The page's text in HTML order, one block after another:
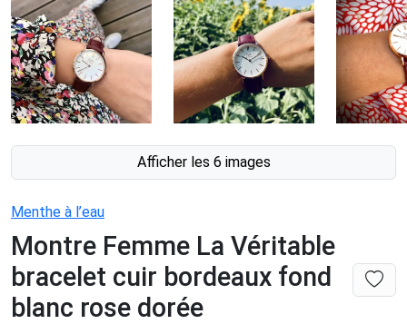
Afficher les 6 images
Menthe à l’eau
Montre Femme La Véritable
bracelet cuir bordeaux fond
blanc rose dorée